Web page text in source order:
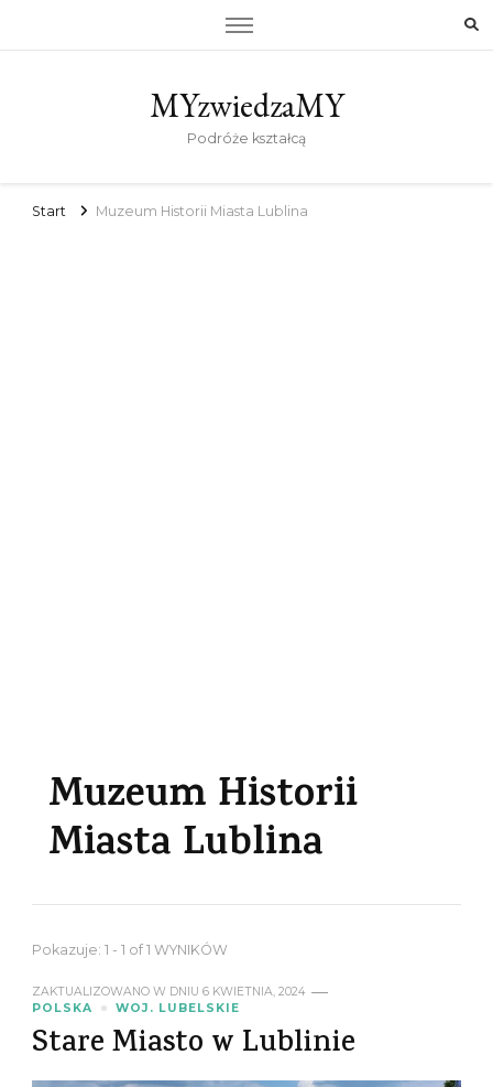
MYzwiedzaMY
Podróże kształcą
Start Muzeum Historii Miasta Lublina
Muzeum Historii
Miasta Lublina
Pokazuje: 1 - 1 of 1 WYNIKÓW
ZAKTUALIZOWANO W DNIU 6 KWIETNIA, 2024
POLSKA
WOJ. LUBELSKIE
Stare Miasto w Lublinie